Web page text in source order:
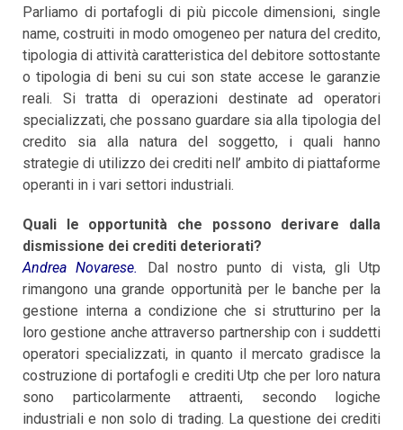
Parliamo di portafogli di più piccole dimensioni, single
name, costruiti in modo omogeneo per natura del credito,
tipologia di attività caratteristica del debitore sottostante
o tipologia di beni su cui son state accese le garanzie
reali. Si tratta di operazioni destinate ad operatori
specializzati, che possano guardare sia alla tipologia del
credito sia alla natura del soggetto, i quali hanno
strategie di utilizzo dei crediti nell’ ambito di piattaforme
operanti in i vari settori industriali.
Quali le opportunità che possono derivare dalla
dismissione dei crediti deteriorati?
Andrea Novarese.
Dal nostro punto di vista, gli Utp
rimangono una grande opportunità per le banche per la
gestione interna a condizione che si strutturino per la
loro gestione anche attraverso partnership con i suddetti
operatori specializzati, in quanto il mercato gradisce la
costruzione di portafogli e crediti Utp che per loro natura
sono particolarmente attraenti, secondo logiche
industriali e non solo di trading. La questione dei crediti